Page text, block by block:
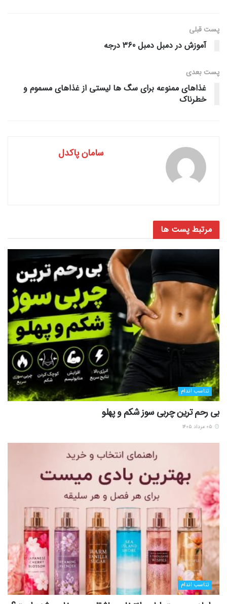
پست قبلی
آموزش در دمبل دمبل 360 درجه
پست‌ بعدی
غذاهای ممنوعه برای سگ ها لیستی از غذاهای مسموم و
خطرناک
سامان پاکدل
مرتبط پست ها
تناسب اندام
بی رحم ترین چربی سوز شکم و پهلو
تناسب اندام